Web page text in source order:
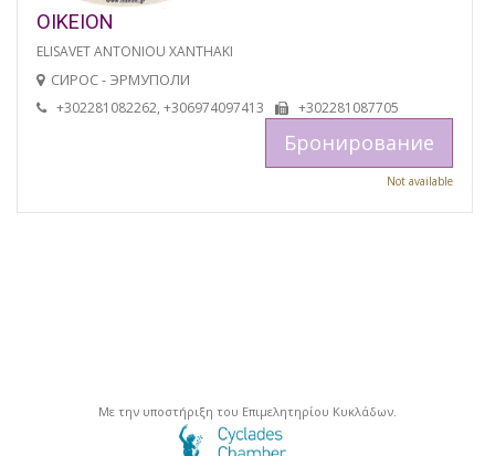
OIKEION
ELISAVET ANTONIOU XANTHAKI
СИРОС - ЭРМУПОЛИ
+302281082262, +306974097413 +302281087705
Бронирование
Not available
Με την υποστήριξη του Επιμελητηρίου Κυκλάδων.